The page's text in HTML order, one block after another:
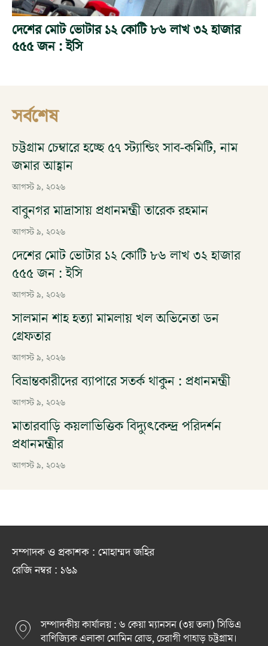
দেশের মোট ভোটার ১২ কোটি ৮৬ লাখ ৩২ হাজার
৫৫৫ জন : ইসি
সর্বশেষ
চট্টগ্রাম চেম্বারে হচ্ছে ৫৭ স্ট্যান্ডিং সাব-কমিটি, নাম
জমার আহ্বান
আগস্ট ৯, ২০২৬
বাবুনগর মাদ্রাসায় প্রধানমন্ত্রী তারেক রহমান
আগস্ট ৯, ২০২৬
দেশের মোট ভোটার ১২ কোটি ৮৬ লাখ ৩২ হাজার
৫৫৫ জন : ইসি
আগস্ট ৯, ২০২৬
সালমান শাহ হত্যা মামলায় খল অভিনেতা ডন
গ্রেফতার
আগস্ট ৯, ২০২৬
বিভ্রান্তকারীদের ব্যাপারে সতর্ক থাকুন : প্রধানমন্ত্রী
আগস্ট ৯, ২০২৬
মাতারবাড়ি কয়লাভিত্তিক বিদ্যুৎকেন্দ্র পরিদর্শন
প্রধানমন্ত্রীর
আগস্ট ৯, ২০২৬
সম্পাদক ও প্রকাশক : মোহাম্মদ জহির
রেজি নম্বর : ১৬৯
সম্পাদকীয় কার্যালয় : ৬ কেয়া ম্যানসন (৩য় তলা) সিডিএ
বাণিজ্যিক এলাকা মোমিন রোড, চেরাগী পাহাড় চট্টগ্রাম।